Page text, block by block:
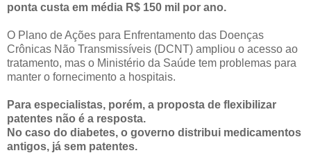
ponta custa em média R$ 150 mil por ano.
O Plano de Ações para Enfrentamento das Doenças
Crônicas Não Transmissíveis (DCNT) ampliou o acesso ao
tratamento, mas o Ministério da Saúde tem problemas para
manter o fornecimento a hospitais.
Para especialistas, porém, a proposta de flexibilizar
patentes não é a resposta.
No caso do diabetes, o governo distribui medicamentos
antigos, já sem patentes.